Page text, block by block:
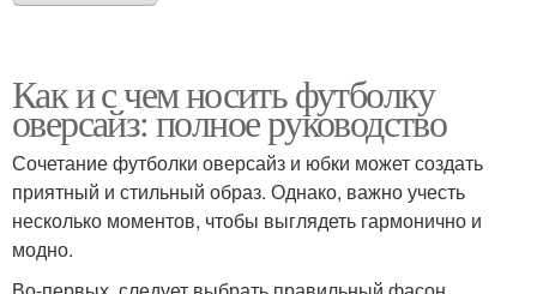
Как и с чем носить футболку
оверсайз: полное руководство
Сочетание футболки оверсайз и юбки может создать
приятный и стильный образ. Однако, важно учесть
несколько моментов, чтобы выглядеть гармонично и
модно.